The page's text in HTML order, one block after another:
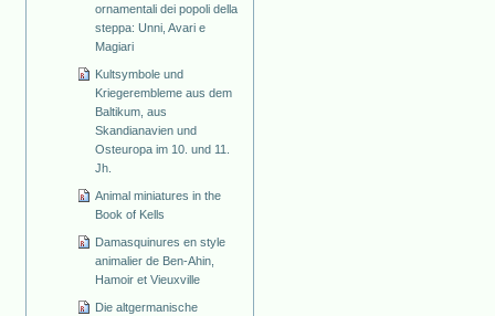
ornamentali dei popoli della
steppa: Unni, Avari e
Magiari
Kultsymbole und
Kriegerembleme aus dem
Baltikum, aus
Skandianavien und
Osteuropa im 10. und 11.
Jh.
Animal miniatures in the
Book of Kells
Damasquinures en style
animalier de Ben-Ahin,
Hamoir et Vieuxville
Die altgermanische